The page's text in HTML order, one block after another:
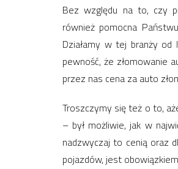
Bez względu na to, czy
również pomocna
Działamy w tej branży
pewność, że złomowanie
przez nas cena za auto
Troszczymy się też o to,
– był możliwie, jak w
nadzwyczaj to cenią oraz
pojazdów, jest